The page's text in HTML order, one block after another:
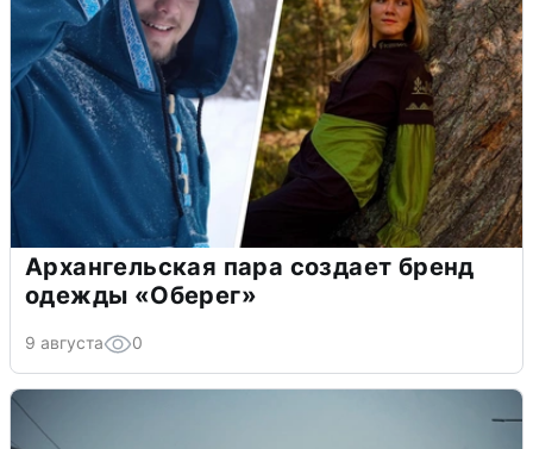
Архангельская пара создает бренд
одежды «Оберег»
9 августа 0